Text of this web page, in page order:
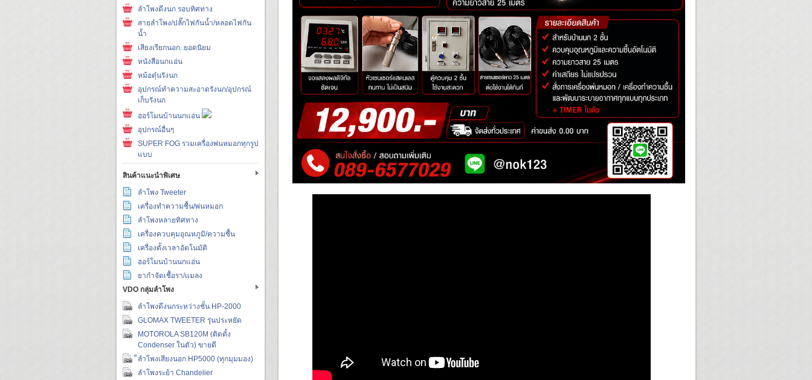
ลำโพงดึงนก รอบทิศทาง
สายลำโพง/ปลั๊กไฟกันน้ำ/หลอดไฟกัน
น้ำ
เสียงเรียกนอก..ยอดนิยม
หนังสือนกแอ่น
หม้อตุ๋นรังนก
อุปกรณ์ทำความสะอาดรังนก/อุปกรณ์
เก็บรังนก
ฮอร์โมนบ้านนกแอ่น
อุปกรณ์อื่นๆ
SUPER FOG รวมเครื่องพ่นหมอกทุกรูป
แบบ
สินค้าแนะนำพิเศษ
ลำโพง Tweeter
เครื่องทำความชื้น/พ่นหมอก
ลำโพงหลายทิศทาง
เครื่องควบคุมอุณหภูมิ/ความชื้น
เครื่องตั้งเวลาอัตโนมัติ
ฮอร์โมนบ้านนกแอ่น
ยากำจัดเชื้อรา/แมลง
VDO กลุ่มลำโพง
ลำโพงดึงนกระหว่างชั้น HP-2000
GLOMAX TWEETER รุ่นประหยัด
MOTOROLA SB120M (ติดตั้ง
Condenser ในตัว) ขายดี
็ลำโพงเสียงนอก HP5000 (ทุกมุมมอง)
ลำโพงระย้า Chandelier